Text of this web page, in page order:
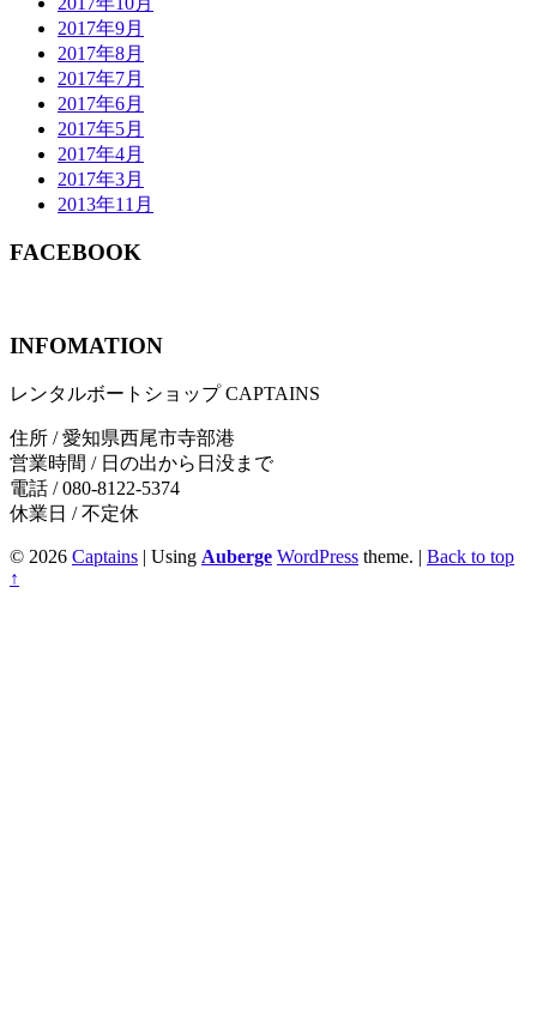
2017年9月
2017年8月
2017年7月
2017年6月
2017年5月
2017年4月
2017年3月
2013年11月
FACEBOOK
INFOMATION
レンタルボートショップ CAPTAINS
住所 / 愛知県西尾市寺部港
営業時間 / 日の出から日没まで
電話 / 080-8122-5374
休業日 / 不定休
© 2026 Captains | Using Auberge WordPress theme. | Back to top
↑